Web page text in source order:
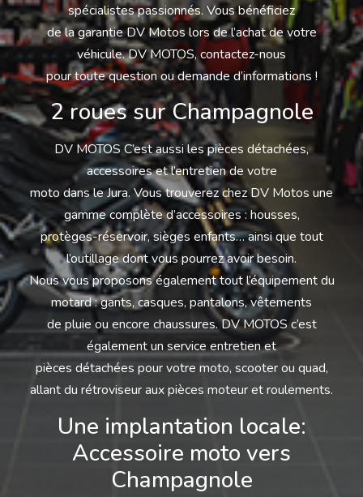
spécialistes passionnés. Vous bénéficiez
de la garantie DV Motos lors de l’achat de votre
véhicule. DV MOTOS, contactez-nous
pour toute question ou demande d’informations !
2 roues sur Champagnole
DV MOTOS C’est aussi les pièces détachées,
accessoires et l’entretien de votre
moto dans le Jura. Vous trouverez chez DV Motos une
gamme complète d’accessoires : housses,
protèges-réservoir, sièges enfants… ainsi que tout
l’outillage dont vous pourrez avoir besoin.
Nous vous proposons également tout l’équipement du
motard : gants, casques, pantalons, vêtements
de pluie ou encore chaussures. DV MOTOS c’est
également un service entretien et
pièces détachées pour votre moto, scooter ou quad,
allant du rétroviseur aux pièces moteur et roulements.
Une implantation locale:
Accessoire moto vers
Champagnole